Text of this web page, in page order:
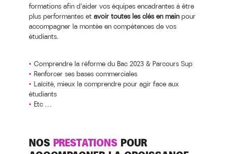
formations afin d’aider vos équipes encadrantes à être
plus performantes et avoir toutes les clés en mainpour
accompagner la montée en compétences de vos
étudiants.
Comprendre la réforme du Bac 2023 & Parcours Sup
Renforcer ses bases commerciales
Laïcité, mieux la comprendre pour agir face aux
étudiants
Etc …
NOS PRESTATIONS POUR